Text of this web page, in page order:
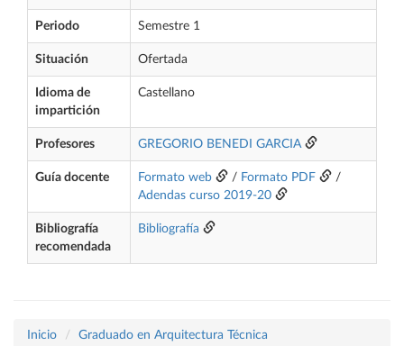
Periodo Semestre 1
Situación Ofertada
Idioma de
impartición
Castellano
Profesores GREGORIO BENEDI GARCIA
Guía docente Formato web / Formato PDF
/
Adendas curso 2019-20
Bibliografía
recomendada
Bibliografía
Inicio
Graduado en Arquitectura Técnica